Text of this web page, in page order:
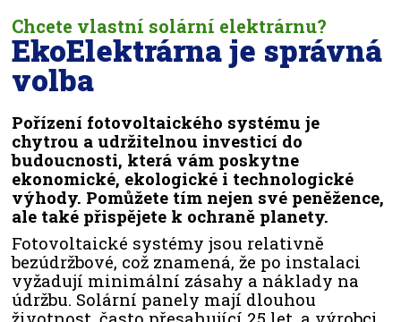
Chcete vlastní solární elektrárnu?
EkoElektrárna je správná
volba
Pořízení fotovoltaického systému je
chytrou a udržitelnou investicí do
budoucnosti, která vám poskytne
ekonomické, ekologické i technologické
výhody. Pomůžete tím nejen své peněžence,
ale také přispějete k ochraně planety.
Fotovoltaické systémy jsou relativně
bezúdržbové, což znamená, že po instalaci
vyžadují minimální zásahy a náklady na
údržbu. Solární panely mají dlouhou